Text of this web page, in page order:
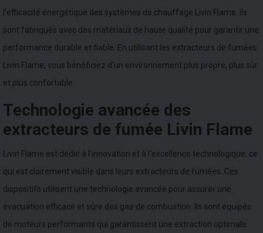
l'efficacité énergétique des systèmes de chauffage Livin Flame. Ils
sont fabriqués avec des matériaux de haute qualité pour garantir une
performance durable et fiable. En utilisant les extracteurs de fumées
Livin Flame, vous bénéficiez d'un environnement plus propre, plus sûr
et plus confortable.
Technologie avancée des
extracteurs de fumée Livin Flame
Livin Flame est dédié à l'innovation et à l'excellence technologique, ce
qui est clairement visible dans leurs extracteurs de fumées. Ces
dispositifs utilisent une technologie avancée pour assurer une
évacuation efficace et sûre des gaz de combustion. Ils sont équipés
de moteurs performants qui garantissent une extraction optimale